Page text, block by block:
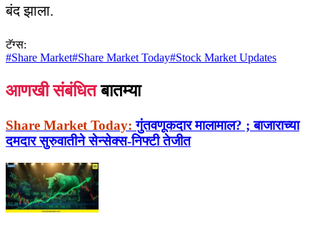
बंद झाला.
टॅग्स:
#Share Market#Share Market Today#Stock Market Updates
आणखी संबंधित बातम्या
Share Market Today: गुंतवणूकदार मालामाल? ; बाजाराच्या
दमदार सुरुवातीने सेन्सेक्स-निफ्टी तेजीत